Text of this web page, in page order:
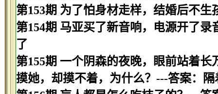
第153期 为了怕身材走样，结婚后不
第154期 马亚买了新音响，电源开了
了
第155期 一个阴森的夜晚，眼前站着
摸她，却摸不着，为什么？---答案：隔